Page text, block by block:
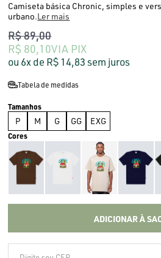
Camiseta básica Chronic, simples e
urbano.Ler mais
R$ 80,10VIA PIX
R$ 89,00
6x R$ 14,83sem juros
Tabela de medidas
P M G GG EXG
ADICIONAR À